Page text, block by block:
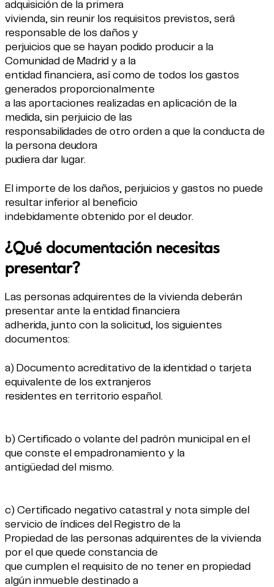
adquisición de la primera
vivienda, sin reunir los requisitos previstos, será
responsable de los daños y
perjuicios que se hayan podido producir a la
Comunidad de Madrid y a la
entidad financiera, así como de todos los gastos
generados proporcionalmente
a las aportaciones realizadas en aplicación de la
medida, sin perjuicio de las
responsabilidades de otro orden a que la conducta de
la persona deudora
pudiera dar lugar.
El importe de los daños, perjuicios y gastos no puede
resultar inferior al beneficio
indebidamente obtenido por el deudor.
¿Qué documentación necesitas
presentar?
Las personas adquirentes de la vivienda deberán
presentar ante la entidad financiera
adherida, junto con la solicitud, los siguientes
documentos:
a) Documento acreditativo de la identidad o tarjeta
equivalente de los extranjeros
residentes en territorio español.
b) Certificado o volante del padrón municipal en el
que conste el empadronamiento y la
antigüedad del mismo.
c) Certificado negativo catastral y nota simple del
servicio de índices del Registro de la
Propiedad de las personas adquirentes de la vivienda
por el que quede constancia de
que cumplen el requisito de no tener en propiedad
algún inmueble destinado a